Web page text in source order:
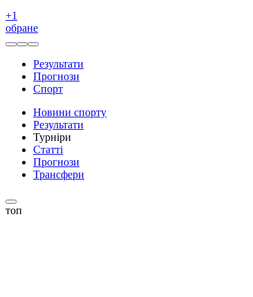
+1
обране
Результати
Прогнози
Спорт
Новини спорту
Результати
Турніри
Статті
Прогнози
Трансфери
топ